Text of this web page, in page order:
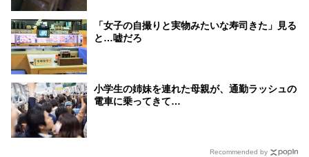
「女子の自撮りと実物みたいな寿司きた」見る
と…嘘だろ
小学生の姉妹を連れた母親が、通勤ラッシュの
電車に乗ってきて…
Recommended by